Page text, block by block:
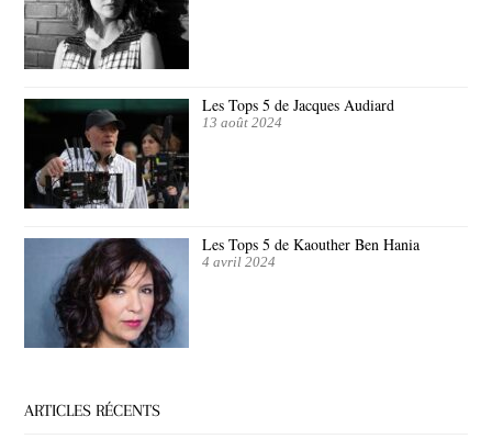
Les Tops 5 de Jacques Audiard
13 août 2024
Les Tops 5 de Kaouther Ben Hania
4 avril 2024
ARTICLES RÉCENTS